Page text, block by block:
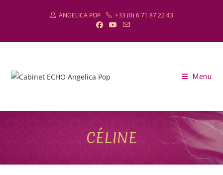
ANGELICA POP +33 (0) 6 71 87 22 43
Menu
CÉLINE